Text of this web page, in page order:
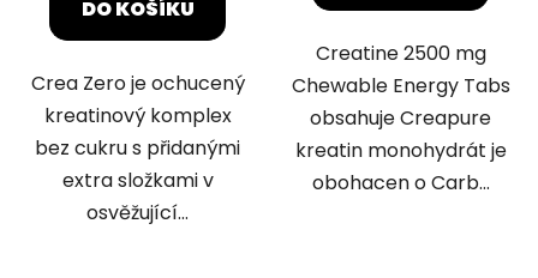
DO KOŠÍKU
Crea Zero je ochucený
kreatinový komplex
bez cukru s přidanými
extra složkami v
osvěžující...
Creatine 2500 mg
Chewable Energy Tabs
obsahuje Creapure
kreatin monohydrát je
obohacen o Carb...